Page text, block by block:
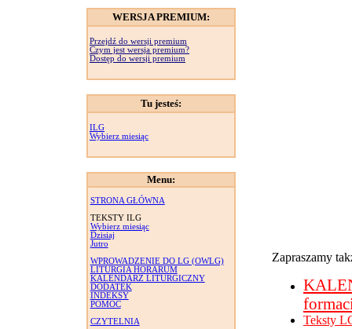
WERSJA PREMIUM:
Przejdź do wersji premium
Czym jest wersja premium?
Dostęp do wersji premium
Tu jesteś:
ILG
Wybierz miesiąc
Menu:
STRONA GŁÓWNA
TEKSTY ILG
Wybierz miesiąc
Dzisiaj
Jutro
WPROWADZENIE DO LG (OWLG)
LITURGIA HORARUM
KALENDARZ LITURGICZNY
DODATEK
INDEKSY
POMOC
CZYTELNIA
Zapraszamy
Teksty